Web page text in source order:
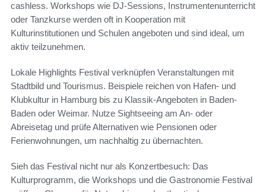
cashless. Workshops wie DJ-Sessions, Instrumentenunterricht
oder Tanzkurse werden oft in Kooperation mit
Kulturinstitutionen und Schulen angeboten und sind ideal, um
aktiv teilzunehmen.
Lokale Highlights Festival verknüpfen Veranstaltungen mit
Stadtbild und Tourismus. Beispiele reichen von Hafen- und
Klubkultur in Hamburg bis zu Klassik-Angeboten in Baden-
Baden oder Weimar. Nutze Sightseeing am An- oder
Abreisetag und prüfe Alternativen wie Pensionen oder
Ferienwohnungen, um nachhaltig zu übernachten.
Sieh das Festival nicht nur als Konzertbesuch: Das
Kulturprogramm, die Workshops und die Gastronomie Festival